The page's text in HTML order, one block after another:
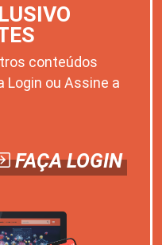
conteúdos
Login ou Assine a
FAÇA LOGIN